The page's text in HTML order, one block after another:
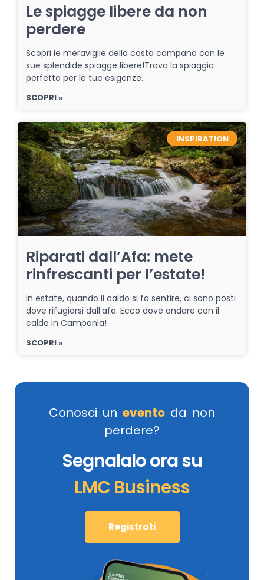
Le spiagge libere da non
perdere
Scopri le meraviglie della costa campana con le
sue splendide spiagge libere!Trova la spiaggia
perfetta per le tue esigenze.
SCOPRI »
INSPIRATION
Riparati dall’Afa: mete
rinfrescanti per l’estate!
In estate, quando il caldo si fa sentire, ci sono posti
dove rifugiarsi dall’afa. Ecco dove andare con il
caldo in Campania!
SCOPRI »
Conosci un evento da non
perdere?
Segnalalo ora su
LMC Business
Registrati